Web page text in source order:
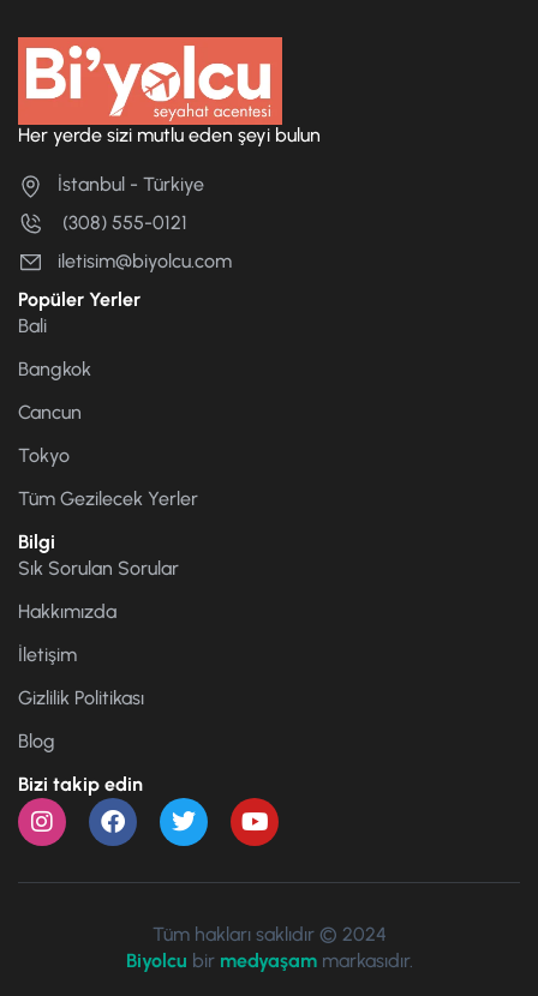
Her yerde sizi mutlu eden şeyi bulun
İstanbul - Türkiye
(308) 555-0121
iletisim@biyolcu.com
Popüler Yerler
Bali
Bangkok
Cancun
Tokyo
Tüm Gezilecek Yerler
Bilgi
Sık Sorulan Sorular
Hakkımızda
İletişim
Gizlilik Politikası
Blog
Bizi takip edin
Tüm hakları saklıdır © 2024
Biyolcu bir medyaşammarkasıdır.